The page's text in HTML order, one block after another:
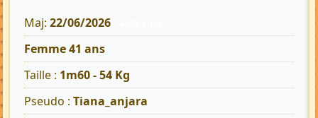
Maj: 22/06/2026
Femme 41 ans
Taille : 1m60 - 54 Kg
Pseudo : Tiana_anjara